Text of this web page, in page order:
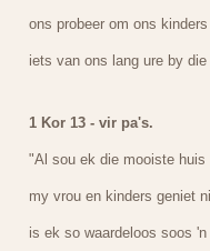
ons probeer om ons
iets van ons lang ure by
1 Kor 13 - vir pa's.
"Al sou ek die mooiste
my vrou en kinders geniet
is ek so waardeloos soos